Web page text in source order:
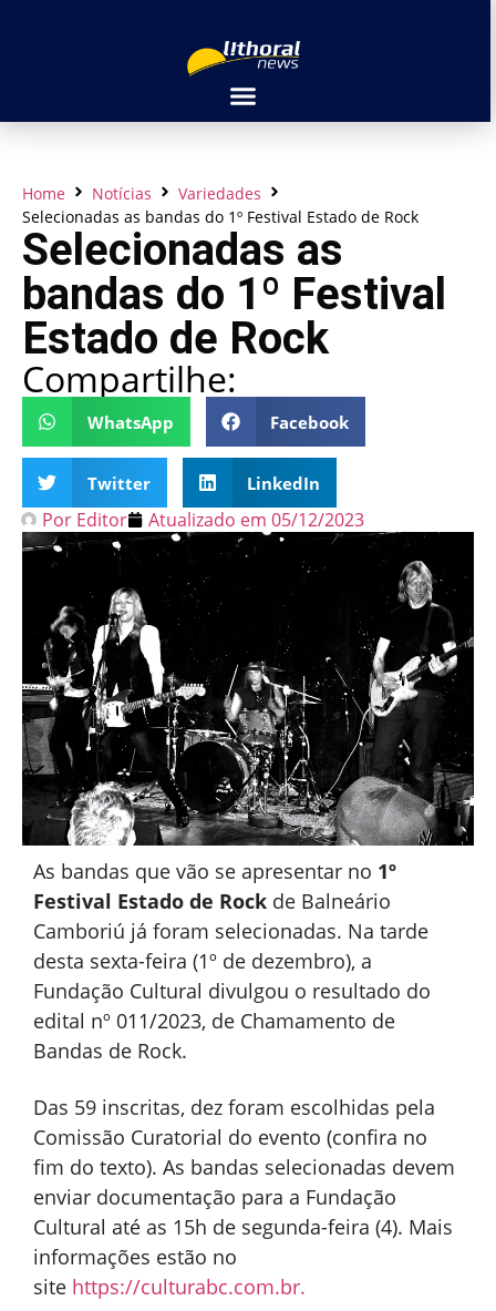
Home Notícias
Variedades
Selecionadas as bandas do 1º Festival Estado de Rock
Selecionadas as
bandas do 1º Festival
Estado de Rock
Compartilhe:
WhatsApp Facebook
Twitter LinkedIn
Por Editor Atualizado em 05/12/2023
As bandas que vão se apresentar no 1º
Festival Estado de Rock de Balneário
Camboriú já foram selecionadas. Na tarde
desta sexta-feira (1º de dezembro), a
Fundação Cultural divulgou o resultado do
edital nº 011/2023, de Chamamento de
Bandas de Rock.
Das 59 inscritas, dez foram escolhidas pela
Comissão Curatorial do evento (confira no
fim do texto). As bandas selecionadas devem
enviar documentação para a Fundação
Cultural até as 15h de segunda-feira (4). Mais
informações estão no
site https://culturabc.com.br.